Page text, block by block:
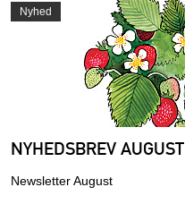
Nyhed
NYHEDSBREV AUGUST
Newsletter August